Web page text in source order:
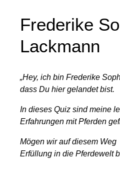
Frederike
Lackmann
„Hey, ich bin Frederike
dass Du hier gelandet bist.
In dieses Quiz sind meine
Erfahrungen mit Pferden
Mögen wir auf diesem Weg
Erfüllung in die Pferdewelt